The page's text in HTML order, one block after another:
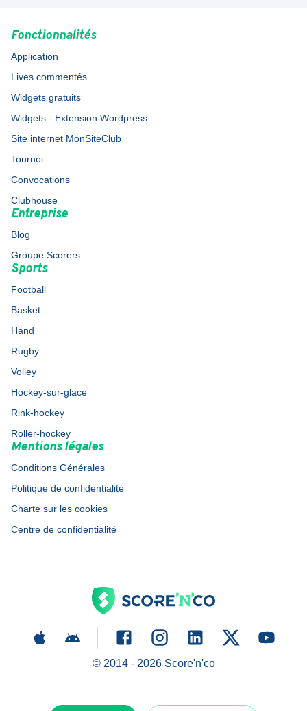
Fonctionnalités
Application
Lives commentés
Widgets gratuits
Widgets - Extension Wordpress
Site internet MonSiteClub
Tournoi
Convocations
Clubhouse
Entreprise
Blog
Groupe Scorers
Sports
Football
Basket
Hand
Rugby
Volley
Hockey-sur-glace
Rink-hockey
Roller-hockey
Mentions légales
Conditions Générales
Politique de confidentialité
Charte sur les cookies
Centre de confidentialité
© 2014 - 2026Score'n'co